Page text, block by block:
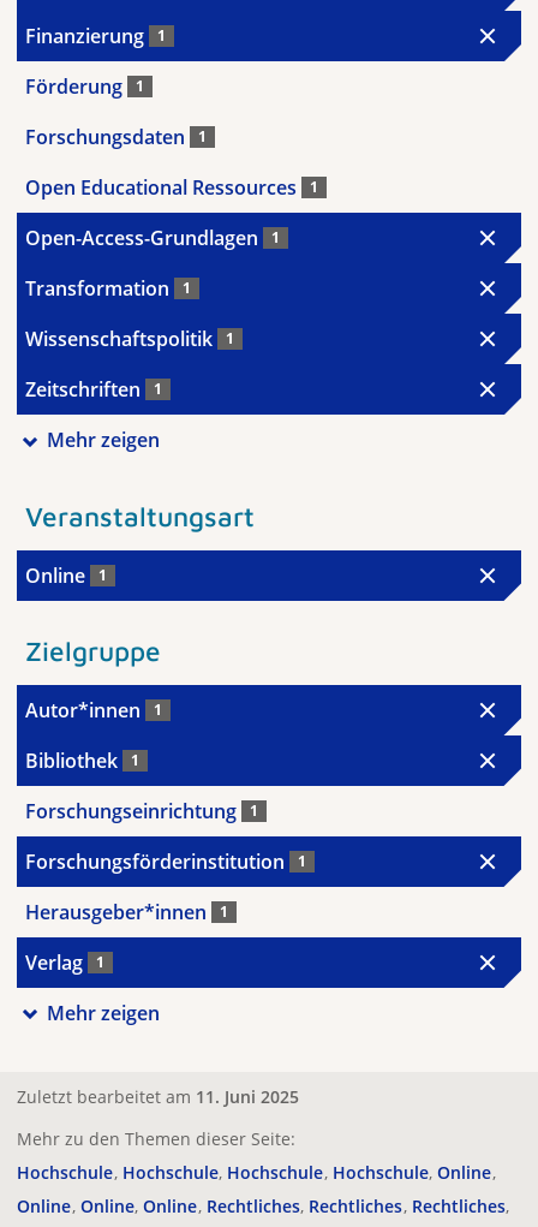
Finanzierung 1
Förderung 1
Forschungsdaten 1
Open Educational Ressources 1
Open-Access-Grundlagen 1
Transformation 1
Wissenschaftspolitik 1
Zeitschriften 1
Mehr zeigen
Veranstaltungsart
Online 1
Zielgruppe
Autor*innen 1
Bibliothek 1
Forschungseinrichtung 1
Forschungsförderinstitution 1
Herausgeber*innen 1
Verlag 1
Mehr zeigen
Zuletzt bearbeitet am 11. Juni 2025
Mehr zu den Themen dieser Seite:
Hochschule Hochschule Hochschule Hochschule Online
Online Online Online Rechtliches Rechtliches Rechtliches